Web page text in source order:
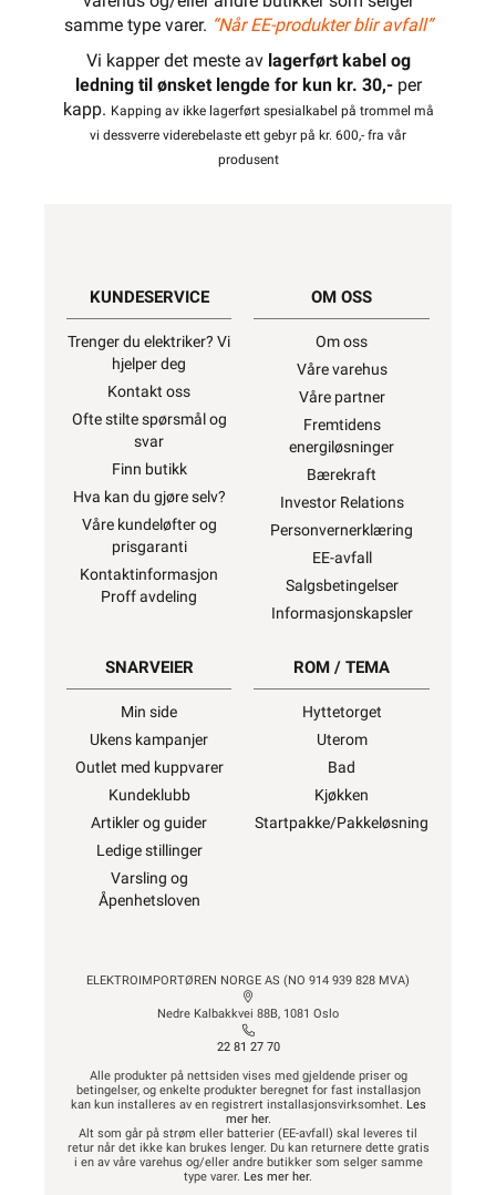
samme type varer. “Når EE-produkter blir avfall”
Vi kapper det meste av lagerført kabel og
ledning til ønsket lengde for kun kr. 30,-per
kapp. Kapping av ikke lagerført spesialkabel på trommel må
vi dessverre viderebelaste ett gebyr på kr. 600,- fra vår
produsent
KUNDESERVICE
Trenger du elektriker? Vi
hjelper deg
Kontakt oss
Ofte stilte spørsmål og
svar
Finn butikk
Hva kan du gjøre selv?
Våre kundeløfter og
prisgaranti
Kontaktinformasjon
Proff avdeling
OM OSS
Om oss
Våre varehus
Våre partner
Fremtidens
energiløsninger
Bærekraft
Investor Relations
Personvernerklæring
EE-avfall
Salgsbetingelser
Informasjonskapsler
SNARVEIER
Min side
Ukens kampanjer
Outlet med kuppvarer
Kundeklubb
Artikler og guider
Ledige stillinger
Varsling og
Åpenhetsloven
ROM / TEMA
Hyttetorget
Uterom
Bad
Kjøkken
Startpakke/Pakkeløsning
ELEKTROIMPORTØREN NORGE AS (NO 914 939 828 MVA)
Nedre Kalbakkvei 88B, 1081 Oslo
22 81 27 70
Alle produkter på nettsiden vises med gjeldende priser og
betingelser, og enkelte produkter beregnet for fast installasjon
kan kun installeres av en registrert installasjonsvirksomhet. Les
mer her.
Alt som går på strøm eller batterier (EE-avfall) skal leveres til
retur når det ikke kan brukes lenger. Du kan returnere dette gratis
i en av våre varehus og/eller andre butikker som selger samme
type varer. Les mer her.